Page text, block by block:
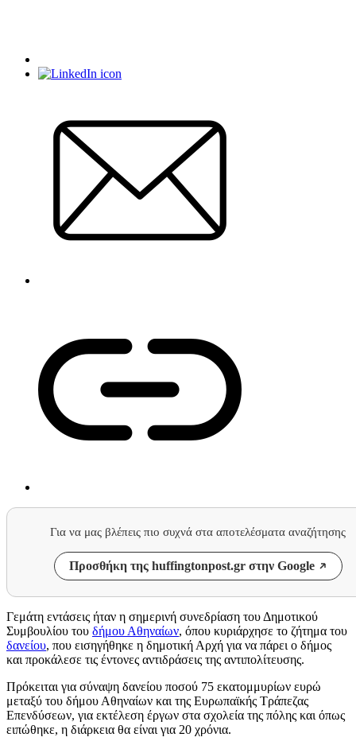
Για να μας βλέπεις πιο συχνά στα αποτελέσματα αναζήτησης
Προσθήκη της huffingtonpost.gr στην Google
Γεμάτη εντάσεις ήταν η σημερινή συνεδρίαση του Δημοτικού
Συμβουλίου του δήμου Αθηναίων, όπου κυριάρχησε το ζήτημα του
δανείου, που εισηγήθηκε η δημοτική Αρχή για να πάρει ο δήμος
και προκάλεσε τις έντονες αντιδράσεις της αντιπολίτευσης.
Πρόκειται για σύναψη δανείου ποσού 75 εκατομμυρίων ευρώ
μεταξύ του δήμου Αθηναίων και της Ευρωπαϊκής Τράπεζας
Επενδύσεων, για εκτέλεση έργων στα σχολεία της πόλης και όπως
ειπώθηκε, η διάρκεια θα είναι για 20 χρόνια.